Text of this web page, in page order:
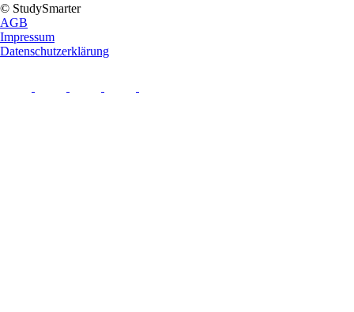
© StudySmarter
AGB
Impressum
Datenschutzerklärung